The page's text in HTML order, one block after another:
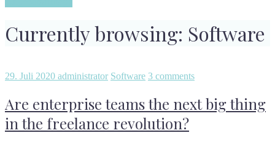
Currently browsing: Software
29. Juli 2020 administrator Software 3 comments
Are enterprise teams the next big thing
in the freelance revolution?